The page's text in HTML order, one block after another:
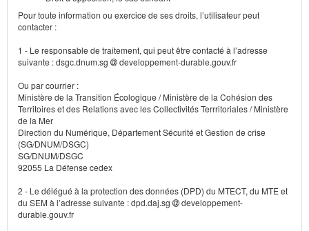
Pour toute information ou exercice de ses droits, l’utilisateur peut
contacter :
1 - Le responsable de traitement, qui peut être contacté à l’adresse
suivante : dsgc.dnum.sg
developpement-durable.gouv.fr
Ou par courrier :
Ministère de la Transition Écologique / Ministère de la Cohésion des
Territoires et des Relations avec les Collectivités Terrritoriales / Ministère
de la Mer
Direction du Numérique, Département Sécurité et Gestion de crise
(SG/DNUM/DSGC)
SG/DNUM/DSGC
92055 La Défense cedex
2 - Le délégué à la protection des données (DPD) du MTECT, du MTE et
du SEM à l’adresse suivante : dpd.daj.sg
developpement-
durable.gouv.fr